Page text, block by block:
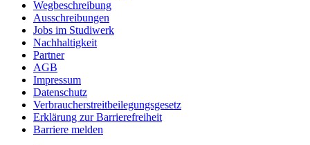
Wegbeschreibung
Ausschreibungen
Jobs im Studiwerk
Nachhaltigkeit
Partner
AGB
Impressum
Datenschutz
Verbraucherstreitbeilegungsgesetz
Erklärung zur Barrierefreiheit
Barriere melden